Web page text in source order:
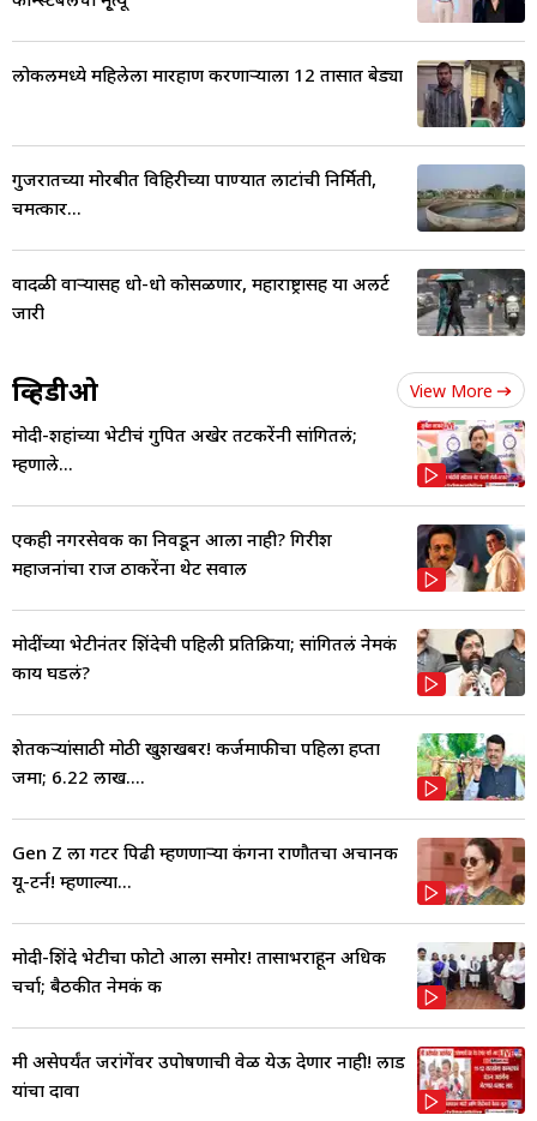
लोकलमध्ये महिलेला मारहाण करणाऱ्याला 12 तासात बेड्या
गुजरातच्या मोरबीत विहिरीच्या पाण्यात लाटांची निर्मिती,
चमत्कार...
वादळी वाऱ्यासह धो-धो कोसळणार, महाराष्ट्रासह या अलर्ट
जारी
व्हिडीओ View More
मोदी-शहांच्या भेटीचं गुपित अखेर तटकरेंनी सांगितलं;
म्हणाले...
एकही नगरसेवक का निवडून आला नाही? गिरीश
महाजनांचा राज ठाकरेंना थेट सवाल
मोदींच्या भेटीनंतर शिंदेची पहिली प्रतिक्रिया; सांगितलं नेमकं
काय घडलं?
शेतकऱ्यांसाठी मोठी खुशखबर! कर्जमाफीचा पहिला हप्ता
जमा; 6.22 लाख....
Gen Z ला गटर पिढी म्हणणाऱ्या कंगना राणौतचा अचानक
यू-टर्न! म्हणाल्या...
मोदी-शिंदे भेटीचा फोटो आला समोर! तासाभराहून अधिक
चर्चा; बैठकीत नेमकं क
मी असेपर्यंत जरांगेंवर उपोषणाची वेळ येऊ देणार नाही! लाड
यांचा दावा